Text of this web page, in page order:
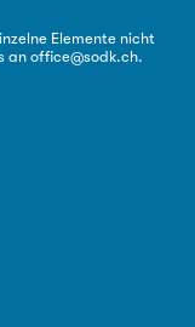
Elemente nicht
an office@sodk.ch.